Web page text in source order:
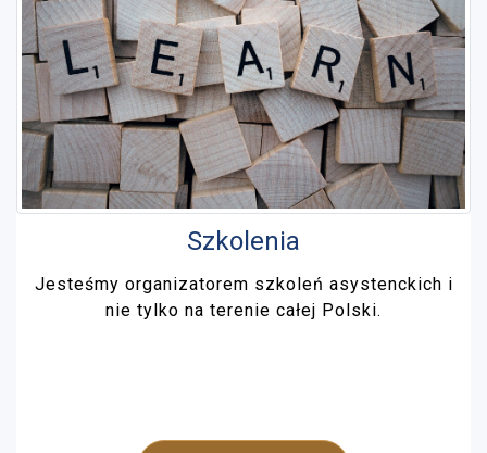
Szkolenia
Jesteśmy organizatorem szkoleń asystenckich i
nie tylko na terenie całej Polski.